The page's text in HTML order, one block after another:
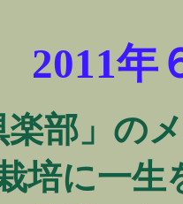
2011年
楽部」の
培に一生